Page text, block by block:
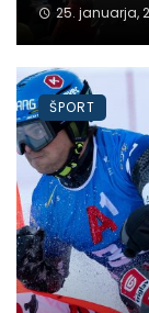
25. januarja,
ŠPORT